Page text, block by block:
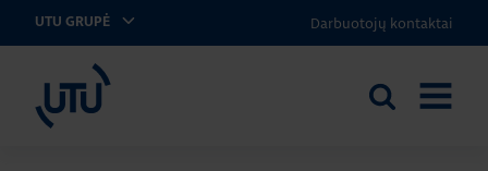
UTU GRUPĖ Darbuotojų kontaktai
UTU Lithuania
Ieškoti